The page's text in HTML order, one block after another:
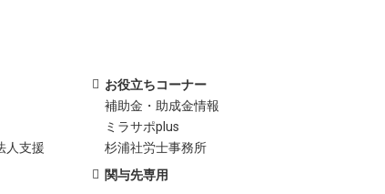
人支援
お役立ちコーナー
補助金・助成金情報
ミラサポplus
杉浦社労士事務所
関与先専用